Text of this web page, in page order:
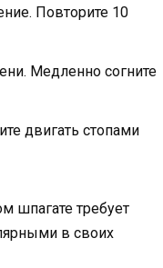
Повторите 10
Медленно согните
двигать стопами
шпагате требует
в своих